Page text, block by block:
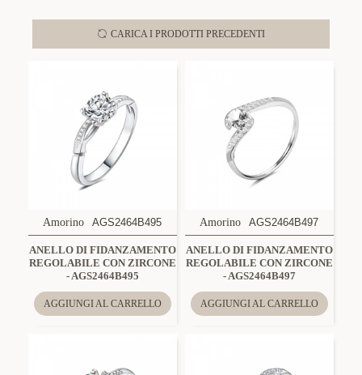
CARICA I PRODOTTI PRECEDENTI
Amorino AGS2464B495
ANELLO DI FIDANZAMENTO
REGOLABILE CON ZIRCONE
- AGS2464B495
AGGIUNGI AL CARRELLO
Amorino AGS2464B497
ANELLO DI FIDANZAMENTO
REGOLABILE CON ZIRCONE
- AGS2464B497
AGGIUNGI AL CARRELLO